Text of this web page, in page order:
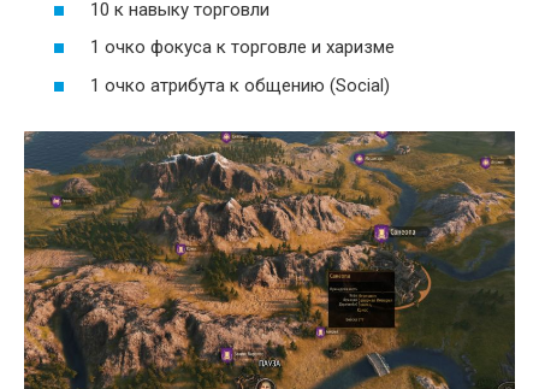
10 к навыку торговли
1 очко фокуса к торговле и харизме
1 очко атрибута к общению (Social)